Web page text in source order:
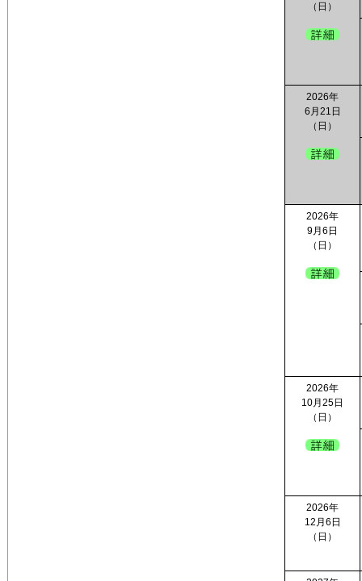
（日）
2026年
6月21日
（日）
2026年
9月6日
（日）
2026年
10月25日
（日）
2026年
12月6日
（日）